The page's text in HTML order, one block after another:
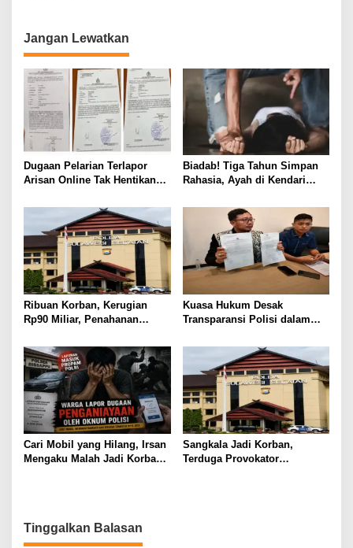
p
o
s
Jangan Lewatkan
Dugaan Pelarian Terlapor
Arisan Online Tak Hentikan
Biadab! Tiga Tahun Simpan
Rahasia, Ayah di Kendari
Nafsu
Ribuan Korban, Kerugian
Rp90 Miliar, Penahanan
Misteri
Kuasa Hukum Desak
Transparansi Polisi dalam
Cari Mobil yang Hilang, Irsan
Mengaku Malah Jadi Korban
Sangkala Jadi Korban,
Terduga Provokator
Tinggalkan Balasan